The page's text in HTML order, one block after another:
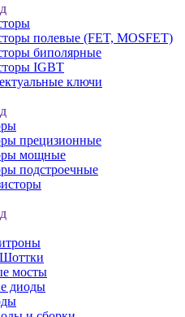
полевые (FET, MOSFET)
биполярные
IGBT
ключи
прецизионные
мощные
подстроечные
мосты
диоды